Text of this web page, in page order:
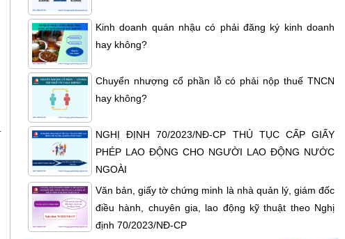
Kinh doanh quán nhậu có phải đăng ký kinh doanh
hay không?
Chuyển nhượng cổ phần lỗ có phải nộp thuế TNCN
hay không?
NGHỊ ĐỊNH 70/2023/NĐ-CP THỦ TỤC CẤP GIẤY
PHÉP LAO ĐỘNG CHO NGƯỜI LAO ĐỘNG NƯỚC
NGOÀI
Văn bản, giấy tờ chứng minh là nhà quản lý, giám đốc
điều hành, chuyên gia, lao động kỹ thuật theo Nghị
định 70/2023/NĐ-CP